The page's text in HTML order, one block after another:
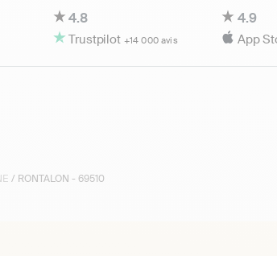
4.8
Trustpilot +14 000 avis
4.9
App
/ RONTALON - 69510